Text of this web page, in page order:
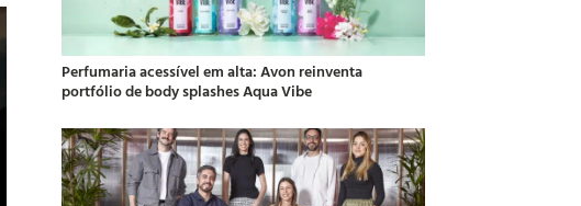
Perfumaria acessível em alta: Avon reinventa
portfólio de body splashes Aqua Vibe